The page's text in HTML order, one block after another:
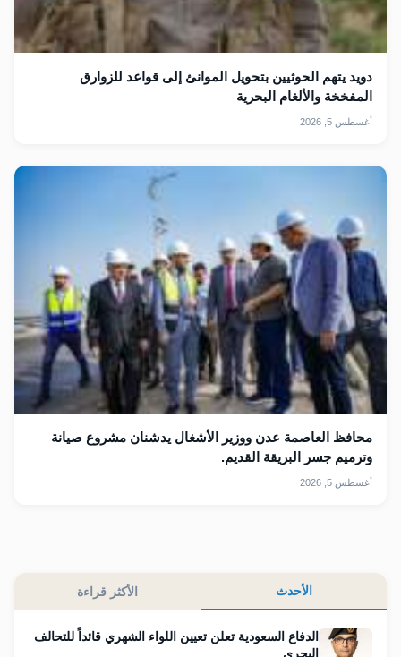
دويد يتهم الحوثيين بتحويل الموانئ إلى قواعد للزوارق
المفخخة والألغام البحرية
أغسطس 5, 2026
محافظ العاصمة عدن ووزير الأشغال يدشنان مشروع صيانة
وترميم جسر البريقة القديم.
أغسطس 5, 2026
الأحدث الأكثر قراءة
الدفاع السعودية تعلن تعيين اللواء الشهري قائداً للتحالف
البحري